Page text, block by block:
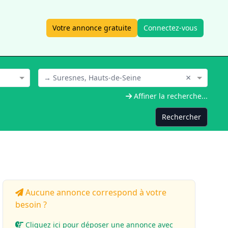
Votre annonce gratuite Connectez-vous
→ Suresnes, Hauts-de-Seine ×
Affiner la recherche...
Rechercher
Aucune annonce correspond à votre
besoin ?
Cliquez ici pour déposer une annonce avec